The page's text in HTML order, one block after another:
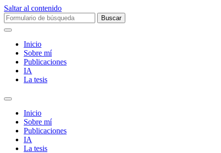
Saltar al contenido
Buscar:
Inicio
Sobre mí­
Publicaciones
IA
La tesis
Alternar
campo
búsqueda
Inicio
Sobre mí­
Publicaciones
IA
La tesis